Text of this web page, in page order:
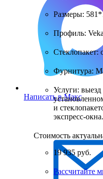
Написать в Макс
Размеры:
Профиль:
Стеклопакет:
Фурнитура:
Услуги: выезд
и
экспресс-окна.
Стоимость
19 935 руб.
Рассчитайте